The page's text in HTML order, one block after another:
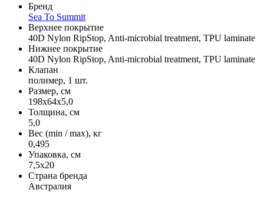
Бренд
Sea To Summit
Верхнее покрытие
40D Nylon RipStop, Anti-microbial treatment, TPU laminate
Нижнее покрытие
40D Nylon RipStop, Anti-microbial treatment, TPU laminate
Клапан
полимер, 1 шт.
Размер, см
198х64х5,0
Толщина, см
5,0
Вес (min / max), кг
0,495
Упаковка, см
7,5х20
Страна бренда
Австралия